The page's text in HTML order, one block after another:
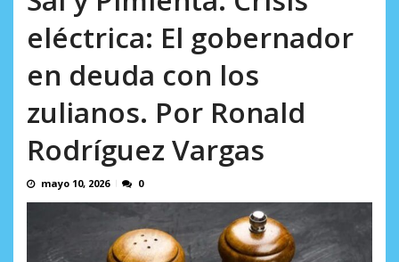
eléctrica: El gobernador
en deuda con los
zulianos. Por Ronald
Rodríguez Vargas
mayo 10, 2026 0